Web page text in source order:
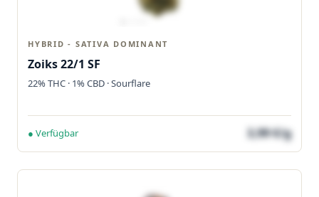
HYBRID - SATIVA DOMINANT
Zoiks 22/1 SF
22% THC · 1% CBD · Sourflare
● Verfügbar 3,99 €/g